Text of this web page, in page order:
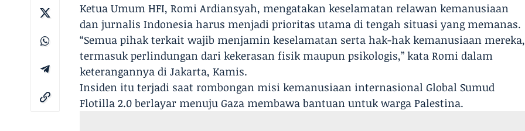
Ketua Umum HFI, Romi Ardiansyah, mengatakan keselamatan relawan kemanusiaan
dan jurnalis Indonesia harus menjadi prioritas utama di tengah situasi yang memanas.
“Semua pihak terkait wajib menjamin keselamatan serta hak-hak kemanusiaan mereka,
termasuk perlindungan dari kekerasan fisik maupun psikologis,” kata Romi dalam
keterangannya di Jakarta, Kamis.
Insiden itu terjadi saat rombongan misi kemanusiaan internasional Global Sumud
Flotilla 2.0 berlayar menuju Gaza membawa bantuan untuk warga Palestina.